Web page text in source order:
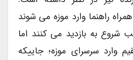
راهنما وارد موزه می شوند
شروع به بازدید می کنند اما
وارد سرسرای موزه؛ جاییکه